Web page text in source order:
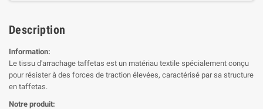
Description
Information:
Le tissu d'arrachage taffetas est un matériau textile spécialement conçu
pour résister à des forces de traction élevées, caractérisé par sa structure
en taffetas.
Notre produit: